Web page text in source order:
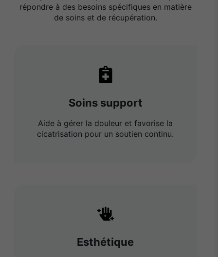
répondre à des besoins spécifiques en matière
de soins et de récupération.
Soins support
Aide à gérer la douleur et favorise la
cicatrisation pour un soutien continu.
Esthétique